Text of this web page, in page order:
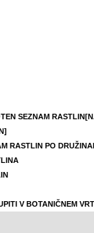
SEZNAM RASTLIN
RASTLIN PO
V BOTANIČNEM